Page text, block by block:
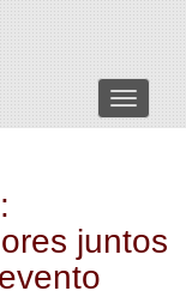
Menu
juntos